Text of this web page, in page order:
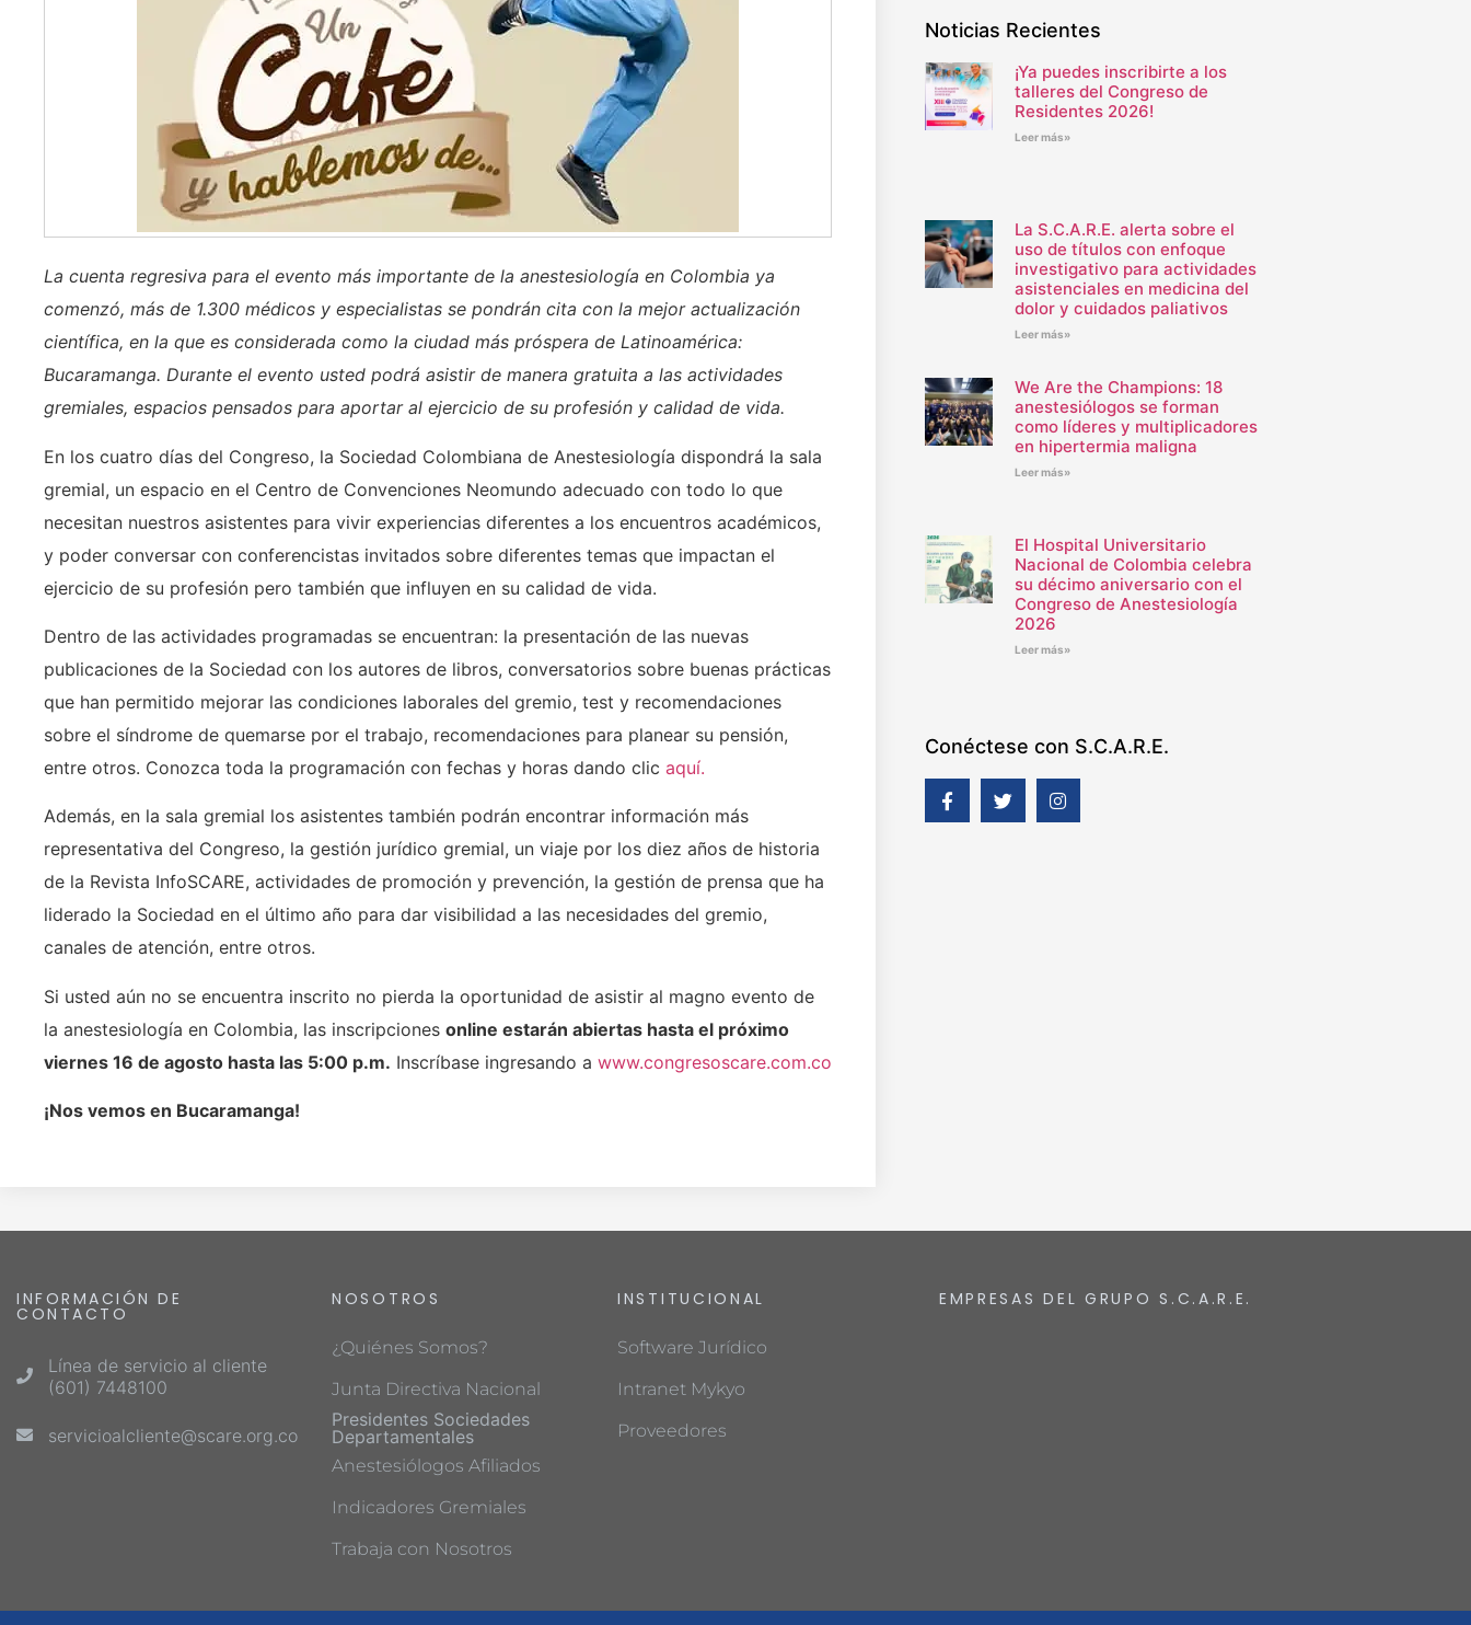
La cuenta regresiva para el evento más importante de la anestesiología en Colombia ya
comenzó, más de 1.300 médicos y especialistas se pondrán cita con la mejor actualización
científica, en la que es considerada como la ciudad más próspera de Latinoamérica:
Bucaramanga. Durante el evento usted podrá asistir de manera gratuita a las actividades
gremiales, espacios pensados para aportar al ejercicio de su profesión y calidad de vida.
En los cuatro días del Congreso, la Sociedad Colombiana de Anestesiología dispondrá la sala
gremial, un espacio en el Centro de Convenciones Neomundo adecuado con todo lo que
necesitan nuestros asistentes para vivir experiencias diferentes a los encuentros académicos,
y poder conversar con conferencistas invitados sobre diferentes temas que impactan el
ejercicio de su profesión pero también que influyen en su calidad de vida.
Dentro de las actividades programadas se encuentran: la presentación de las nuevas
publicaciones de la Sociedad con los autores de libros, conversatorios sobre buenas prácticas
que han permitido mejorar las condiciones laborales del gremio, test y recomendaciones
sobre el síndrome de quemarse por el trabajo, recomendaciones para planear su pensión,
entre otros. Conozca toda la programación con fechas y horas dando clic aquí.
Además, en la sala gremial los asistentes también podrán encontrar información más
representativa del Congreso, la gestión jurídico gremial, un viaje por los diez años de historia
de la Revista InfoSCARE, actividades de promoción y prevención, la gestión de prensa que ha
liderado la Sociedad en el último año para dar visibilidad a las necesidades del gremio,
canales de atención, entre otros.
Si usted aún no se encuentra inscrito no pierda la oportunidad de asistir al magno evento de
la anestesiología en Colombia, las inscripciones online estarán abiertas hasta el próximo
viernes 16 de agosto hasta las 5:00 p.m. Inscríbase ingresando a www.congresoscare.com.co
¡Nos vemos en Bucaramanga!
Noticias Recientes
¡Ya puedes inscribirte a los
talleres del Congreso de
Residentes 2026!
Leer más»
La S.C.A.R.E. alerta sobre el
uso de títulos con enfoque
investigativo para actividades
asistenciales en medicina del
dolor y cuidados paliativos
Leer más»
We Are the Champions: 18
anestesiólogos se forman
como líderes y multiplicadores
en hipertermia maligna
Leer más»
El Hospital Universitario
Nacional de Colombia celebra
su décimo aniversario con el
Congreso de Anestesiología
2026
Leer más»
Conéctese con S.C.A.R.E.
INFORMACIÓN DE
CONTACTO
Línea de servicio al cliente
(601) 7448100
servicioalcliente@scare.org.co
NOSOTROS
¿Quiénes Somos?
Junta Directiva Nacional
Presidentes Sociedades
Departamentales
Anestesiólogos Afiliados
Indicadores Gremiales
Trabaja con Nosotros
INSTITUCIONAL
Software Jurídico
Intranet Mykyo
Proveedores
EMPRESAS DEL GRUPO S.C.A.R.E.